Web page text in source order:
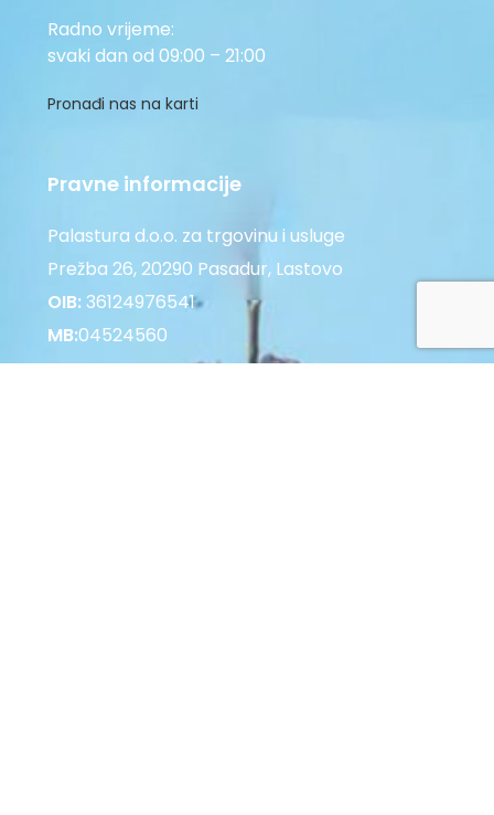
Radno vrijeme:
svaki dan od 09:00 – 21:00
Pronađi nas na karti
Pravne informacije
Palastura d.o.o. za trgovinu i usluge
Prežba 26, 20290 Pasadur, Lastovo
OIB:36124976541
MB:04524560